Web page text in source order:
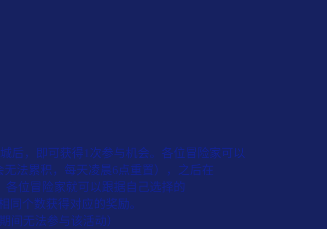
后，即可获得1次参与机会。各位冒险家可以
法累积，每天凌晨6点重置），之后在
各位冒险家就可以跟据自己选择的
同个数获得对应的奖励。
间无法参与该活动）